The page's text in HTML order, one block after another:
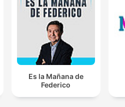
Es la Mañana de
Federico